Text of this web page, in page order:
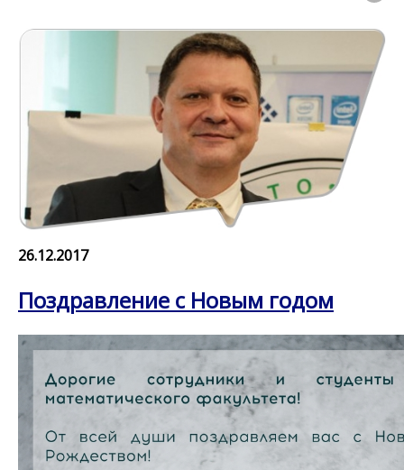
26.12.2017
Поздравление с Новым годом